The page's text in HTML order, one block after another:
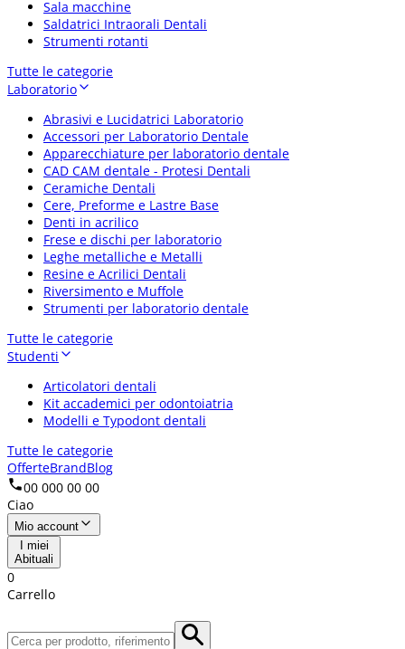
Sala macchine
Saldatrici Intraorali Dentali
Strumenti rotanti
Tutte le categorie
Laboratorio
Abrasivi e Lucidatrici Laboratorio
Accessori per Laboratorio Dentale
Apparecchiature per laboratorio dentale
CAD CAM dentale - Protesi Dentali
Ceramiche Dentali
Cere, Preforme e Lastre Base
Denti in acrilico
Frese e dischi per laboratorio
Leghe metalliche e Metalli
Resine e Acrilici Dentali
Riversimento e Muffole
Strumenti per laboratorio dentale
Tutte le categorie
Studenti
Articolatori dentali
Kit accademici per odontoiatria
Modelli e Typodont dentali
Tutte le categorie
OfferteBrandBlog
00 000 00 00
Ciao
Mio account
I miei
Abituali
0
Carrello